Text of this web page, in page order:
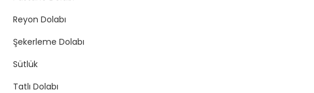
Reyon Dolabı
Şekerleme Dolabı
Sütlük
Tatlı Dolabı